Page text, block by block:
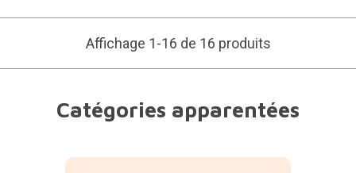
Affichage 1-16 de 16 produits
Catégories apparentées